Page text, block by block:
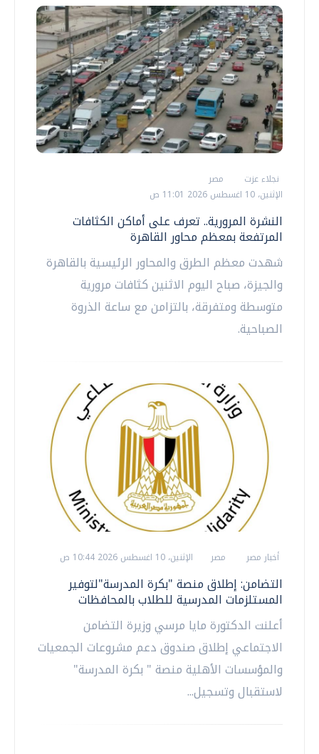
نجلاء عزت
مصر
الإثنين، 10 اغسطس 2026 11:01 ص
النشرة المرورية.. تعرف على أماكن الكثافات
المرتفعة بمعظم محاور القاهرة
شهدت معظم الطرق والمحاور الرئيسية بالقاهرة
والجيزة، صباح اليوم الاثنين كثافات مرورية
متوسطة ومتفرقة، بالتزامن مع ساعة الذروة
الصباحية.
أخبار مصر مصر الإثنين، 10 اغسطس 2026 10:44 ص
التضامن: إطلاق منصة "بكرة المدرسة"لتوفير
المستلزمات المدرسية للطلاب بالمحافظات
أعلنت الدكتورة مايا مرسي وزيرة التضامن
الاجتماعي إطلاق صندوق دعم مشروعات الجمعيات
والمؤسسات الأهلية منصة " بكرة المدرسة"
لاستقبال وتسجيل...